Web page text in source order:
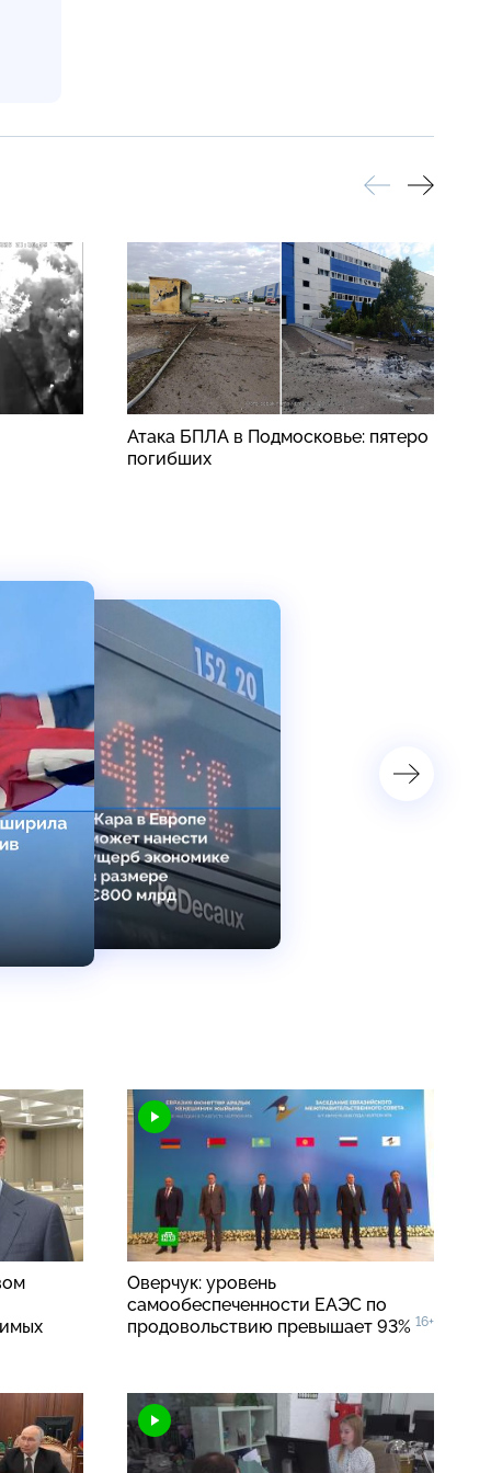
Атака БПЛА в Подмосковье: пятеро
погибших
Оверчук: уровень
самообеспеченности ЕАЭС по
продовольствию превышает 93% 16+